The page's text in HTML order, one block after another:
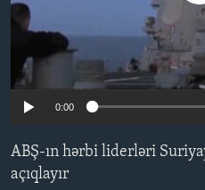
BIZI IZLƏYIN
0:00
ABŞ-ın hərbi liderləri
açıqlayır